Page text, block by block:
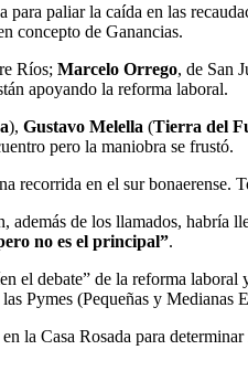
paliar la caída en las
concepto de Ganancias.
Ríos; Marcelo Orrego, de San
apoyando la reforma laboral.
), Gustavo Melella (Tierra del
pero la maniobra se frustó.
en el sur bonaerense.
de los llamados, habría
no es el principal”.
debate” de la reforma laboral
Pymes (Pequeñas y Medianas
la Casa Rosada para determinar